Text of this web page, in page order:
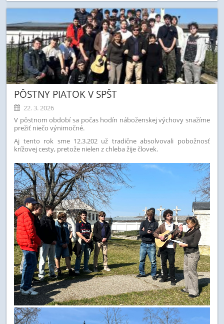
PÔSTNY PIATOK V SPŠT
22. 3. 2026
V pôstnom období sa počas hodín náboženskej výchovy snažíme
prežiť niečo výnimočné.
Aj tento rok sme 12.3.202 už tradične absolvovali pobožnosť
krížovej cesty, pretože nielen z chleba žije človek.